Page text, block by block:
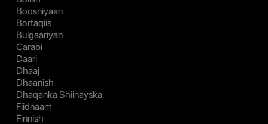
Boosniyaan
Bortaqiis
Bulgaariyan
Carabi
Daari
Dhaaj
Dhaanish
Dhaqanka Shiinayska
Fiidnaam
Finnish